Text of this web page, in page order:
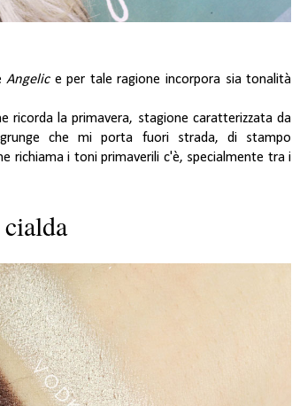
Angelic e per tale ragione incorpora sia tonalità
ricorda la primavera, stagione caratterizzata da
che mi porta fuori strada, di stampo
richiama i toni primaverili c'è, specialmente tra i